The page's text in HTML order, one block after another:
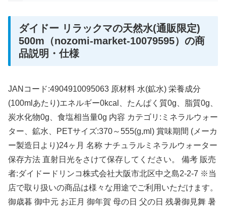
ダイドー リラックマの天然水(通販限定)
500m（nozomi-market-10079595）の商
品説明・仕様
JANコード:4904910095063 原材料 水(鉱水) 栄養成分
(100mlあたり)エネルギー0kcal、たんぱく質0g、脂質0g、
炭水化物0g、食塩相当量0g 内容 カテゴリ:ミネラルウォー
ター、鉱水、PETサイズ:370～555(g,ml) 賞味期間 (メーカ
ー製造日より)24ヶ月 名称 ナチュラルミネラルウォーター
保存方法 直射日光をさけて保存してください。 備考 販売
者:ダイドードリンコ株式会社大阪市北区中之島2-2-7 ※当
店で取り扱いの商品は様々な用途でご利用いただけます。
御歳暮 御中元 お正月 御年賀 母の日 父の日 残暑御見舞 暑